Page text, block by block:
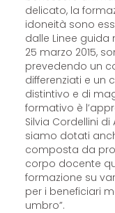
delicato, la
idoneità sono
dalle Linee guida
25 marzo 2015,
prevedendo un
differenziati e un
distintivo e di
formativo è
Silvia Cordellini di
siamo dotati
composta da
corpo docente
formazione su
per i beneficiari
umbro”.